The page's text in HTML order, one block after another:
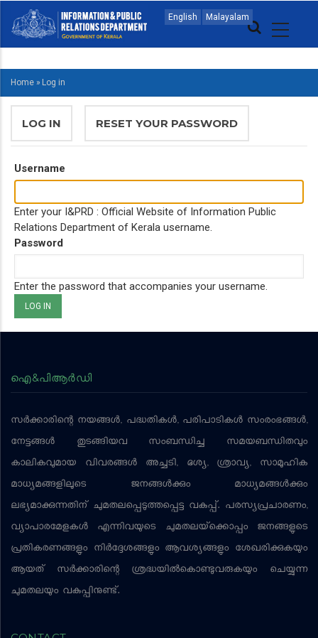
main
English Malayalam
MAIN
NAVIGATION
MALAYALAM
BREADCRUMB
Home » Log in
PRIMARY
TABS
LOG IN (ACTIVERESET YOUR PASSWORD
Username
Enter your I&PRD : Official Website of Information Public
Relations Department of Kerala username.
Password
Enter the password that accompanies your username.
ഐ&പിആര്‍ഡി
സര്‍ക്കാരിന്റെ നയങ്ങള്‍, പദ്ധതികള്‍, പരിപാടികള്‍ സംരംഭങ്ങള്‍,
നേട്ടങ്ങള്‍ തുടങ്ങിയവ സംബന്ധിച്ച സമയബന്ധിതവും
കാലികവുമായ വിവരങ്ങള്‍ അച്ചടി, ദൃശ്യ, ശ്രാവ്യ, സാമൂഹിക
മാധ്യമങ്ങളിലൂടെ ജനങ്ങള്‍ക്കും മാധ്യമങ്ങള്‍ക്കും
ലഭ്യമാക്കുന്നതിന് ചുമതലപ്പെടുത്തപ്പെട്ട വകുപ്പ്. പരസ്യപ്രചാരണം,
വ്യാപാരമേളകള്‍ എന്നിവയുടെ ചുമതലയ്‌ക്കൊപ്പം ജനങ്ങളുടെ
പ്രതികരണങ്ങളും നിര്‍ദ്ദേശങ്ങളും ആവശ്യങ്ങളും ശേഖരിക്കുകയും
ആയത് സര്‍ക്കാരിന്റെ ശ്രദ്ധയില്‍കൊണ്ടുവരുകയും ചെയ്യുന്ന
ചുമതലയും വകുപ്പിനുണ്ട്.